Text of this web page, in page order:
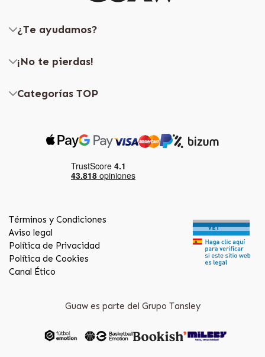
¿Te ayudamos?
¡No te pierdas!
Categorías TOP
Términos y Condiciones
Aviso legal
Política de Privacidad
Política de Cookies
Canal Ético
Guaw es parte del Grupo Tansley